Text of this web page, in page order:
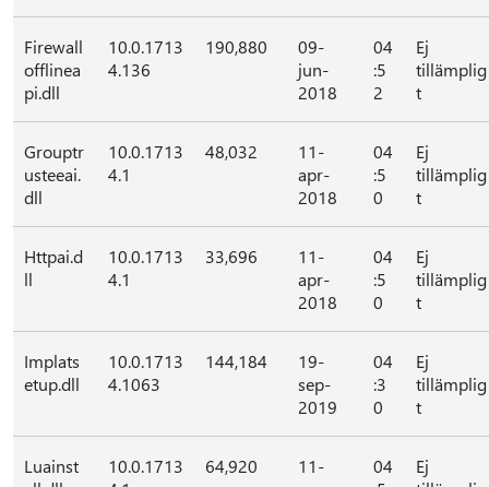
Firewall
offlinea
pi.dll
10.0.1713
4.136
190,880
09-
jun-
2018
04
:5
2
Ej
tillämplig
t
Grouptr
usteeai.
dll
10.0.1713
4.1
48,032
11-
apr-
2018
04
:5
0
Ej
tillämplig
t
Httpai.d
ll
10.0.1713
4.1
33,696
11-
apr-
2018
04
:5
0
Ej
tillämplig
t
Implats
etup.dll
10.0.1713
4.1063
144,184
19-
sep-
2019
04
:3
0
Ej
tillämplig
t
Luainst
10.0.1713
64,920
11-
04
Ej